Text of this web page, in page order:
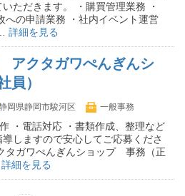
ただきます。 ・購買管理業務 ・
への申請業務 ・社内イベント運営
詳細を見る
アクタガワぺんぎんシ
員）
岡県静岡市駿河区 一般事務
・電話対応 ・書類作成、整理など
しますので安心してご応募くださ
タガワぺんぎんショップ 事務（正
詳細を見る